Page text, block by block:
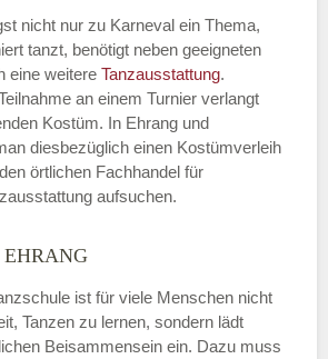
nicht nur zu Karneval ein Thema,
tanzt, benötigt neben geeigneten
eine weitere Tanzausstattung.
an einem Turnier verlangt
Kostüm. In Ehrang und
diesbezüglich einen Kostümverleih
örtlichen Fachhandel für
aufsuchen.
ist für viele Menschen nicht
Tanzen zu lernen, sondern lädt
Beisammensein ein. Dazu muss